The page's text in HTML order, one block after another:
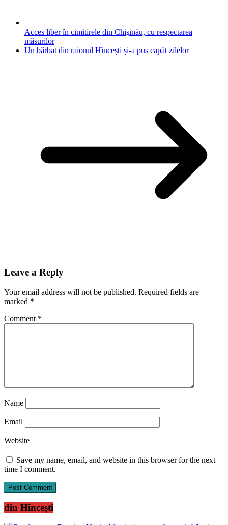
Acces liber în cimitirele din Chişinău, cu respectarea
măsurilor
Un bărbat din raionul Hîncești și-a pus capăt zilelor
Leave a Reply
Your email address will not be published. Required fields are
marked *
Comment *
Name
Email
Website
Save my name, email, and website in this browser for the next
time I comment.
din Hîncești